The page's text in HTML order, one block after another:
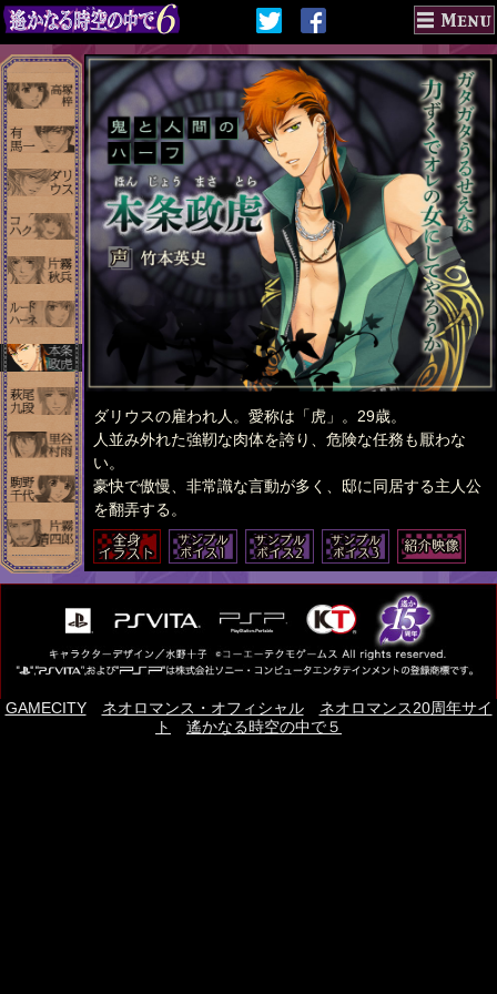
ダリウスの雇われ人。愛称は「虎」。29歳。
人並み外れた強靭な肉体を誇り、危険な任務も厭わな
い。
豪快で傲慢、非常識な言動が多く、邸に同居する主人公
を翻弄する。
GAMECITY｜ ネオロマンス・オフィシャル｜ ネオロマンス20周年サイ
ト
遙かなる時空の中で５